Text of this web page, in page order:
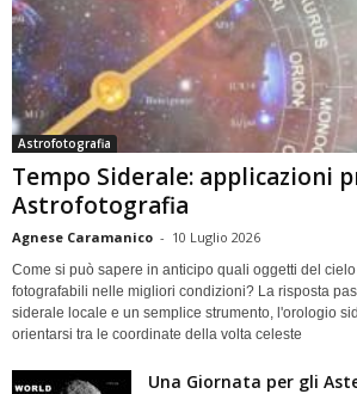
Astrofotografia
Tempo Siderale: applicazioni
Astrofotografia
Agnese Caramanico - 10 Luglio 2026
Come si può sapere in anticipo quali oggetti del
fotografabili nelle migliori condizioni? La risposta
siderale locale e un semplice strumento, l'orologio
orientarsi tra le coordinate della volta celeste
Una Giornata per gli